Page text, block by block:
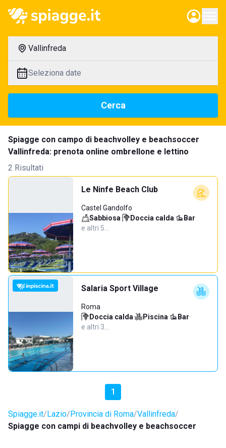
Vallinfreda
Seleziona date
Cerca
Spiagge con campo di beachvolley e beachsoccer
Vallinfreda: prenota online ombrellone e lettino
2 Risultati
Le Ninfe Beach Club
Castel Gandolfo
Sabbiosa· Doccia calda· Bar·
e altri 5…
Salaria Sport Village
Roma
Doccia calda· Piscina· Bar·
e altri 3…
1
Spiagge.it Lazio Provincia di Roma Vallinfreda
Spiagge con campi di beachvolley e beachsoccer